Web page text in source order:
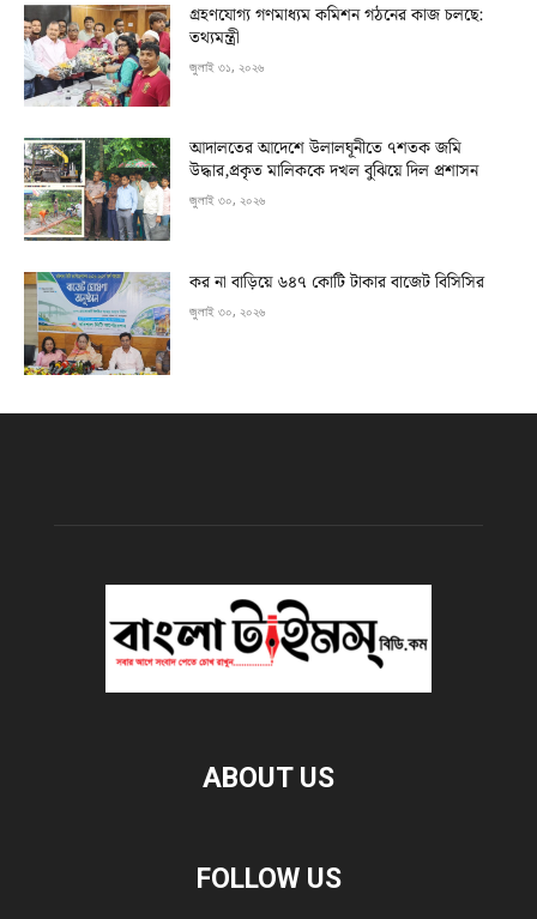
গ্রহণযোগ্য গণমাধ্যম কমিশন গঠনের কাজ চলছে:
তথ্যমন্ত্রী
জুলাই ৩১, ২০২৬
আদালতের আদেশে উলালঘূনীতে ৭শতক জমি
উদ্ধার,প্রকৃত মালিককে দখল বুঝিয়ে দিল প্রশাসন
জুলাই ৩০, ২০২৬
কর না বাড়িয়ে ৬৪৭ কোটি টাকার বাজেট বিসিসির
জুলাই ৩০, ২০২৬
ABOUT US
FOLLOW US